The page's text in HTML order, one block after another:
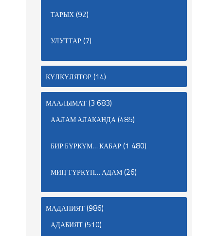
ТАРЫХ(92)
УЛУТТАР(7)
КҮЛКҮЛЯТОР(14)
МААЛЫМАТ(3 683)
ААЛАМ АЛАКАНДА(485)
БИР БҮРКҮМ… КАБАР(1 480)
МИҢ ТҮРКҮН… АДАМ(26)
МАДАНИЯТ(986)
АДАБИЯТ(510)